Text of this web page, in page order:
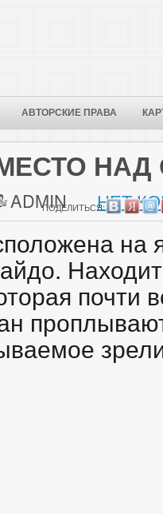
АВТОРСКИЕ ПРАВА
НАД
ADMIN НЕТ
ПОДЕЛИТЬСЯ:
на
почти